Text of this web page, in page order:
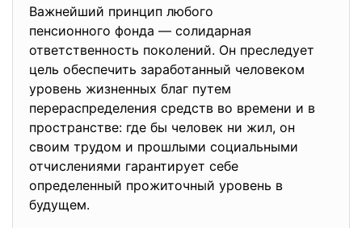
Важнейший принцип любого
пенсионного фонда — солидарная
ответственность поколений. Он преследует
цель обеспечить заработанный человеком
уровень жизненных благ путем
перераспределения средств во времени и в
пространстве: где бы человек ни жил, он
своим трудом и прошлыми социальными
отчислениями гарантирует себе
определенный прожиточный уровень в
будущем.